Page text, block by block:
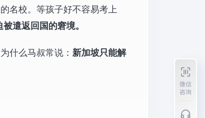
名校。等孩子好不容易考上
遣返回国的窘境。
什么马叔常说： 新加坡只能解
微信
咨询